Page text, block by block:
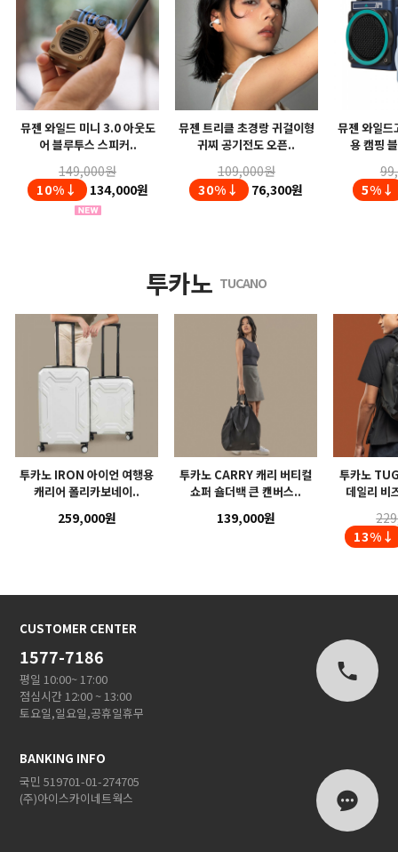
뮤젠 와일드 미니 3.0 아웃도
어 블루투스 스피커..
149,000원
10%↓
134,000원
뮤젠 트리클 초경랑 귀걸이형
귀찌 공기전도 오픈..
109,000원
30%↓
76,300원
뮤젠 와일
용 캠핑
5%↓
투카노 TUCANO
투카노 IRON 아이언 여행용
캐리어 폴리카보네이..
259,000원
투카노 CARRY 캐리 버티컬
쇼퍼 숄더백 큰 캔버스..
139,000원
투카노
데일리 비
13%↓
CUSTOMER CENTER
1577-7186
평일 10:00~ 17:00
점심시간 12:00 ~ 13:00
토요일,일요일,공휴일휴무
BANKING INFO
국민 519701-01-274705
(주)아이스카이네트웍스